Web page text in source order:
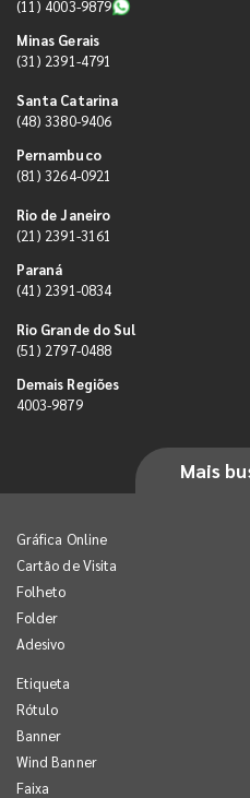
(11) 4003-9879
Minas Gerais
(31) 2391-4791
Santa Catarina
(48) 3380-9406
Pernambuco
(81) 3264-0921
Rio de Janeiro
(21) 2391-3161
Paraná
(41) 2391-0834
Rio Grande do Sul
(51) 2797-0488
Demais Regiões
4003-9879
Mais
Gráfica Online
Cartão de Visita
Folheto
Folder
Adesivo
Etiqueta
Rótulo
Banner
Wind Banner
Faixa